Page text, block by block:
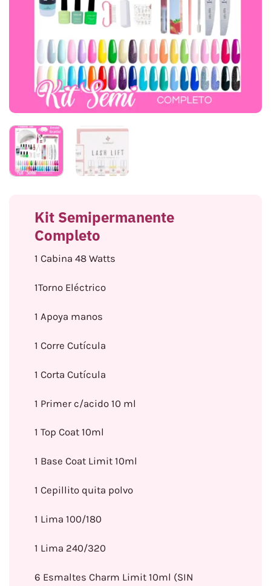
Kit Semipermanente
Completo
1 Cabina 48 Watts
1Torno Eléctrico
1 Apoya manos
1 Corre Cutícula
1 Corta Cutícula
1 Primer c/acido 10 ml
1 Top Coat 10ml
1 Base Coat Limit 10ml
1 Cepillito quita polvo
1 Lima 100/180
1 Lima 240/320
6 Esmaltes Charm Limit 10ml (SIN